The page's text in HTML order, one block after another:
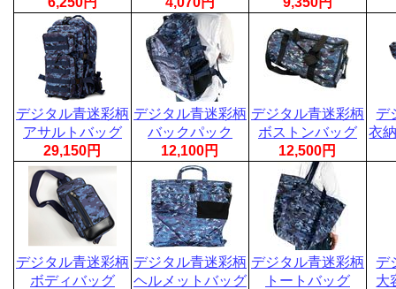
デジタル青迷彩柄
アサルトバッグ
29,150円
デジタル青迷彩柄
バックパック
12,100円
デジタル青迷彩柄
ボストンバッグ
12,500円
デ
衣
デジタル青迷彩柄
ボディバッグ
デジタル青迷彩柄
ヘルメットバッグ
デジタル青迷彩柄
トートバッグ
デ
大